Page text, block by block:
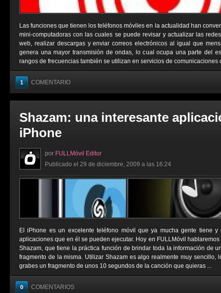
Las funciones que tienen los teléfonos móviles en la actualidad han
mini-computadoras con las cuales se puede revisar y actualizar las
web, realizar descargas y enviar correos electrónicos al igual que
genera una mayor transmisión de ondas, lo cual ocupa una parte del
rangos de frecuencias también se utilizan en servicios de comunicaciones
1 COMENTARIO
Shazam: una interesante
iPhone
por FULLMóvil Editor
Publicado el 29 de diciembre, 2009 a las 16:24
El iPhone es un excelente teléfono móvil que ya mucha gente tiene
aplicaciones que en él se pueden ejecutar. Hoy en FULLMóvil
Shazam, que tiene la práctica función de brindar toda la información de
fragmento de la misma. Utilizar Shazam es algo realmente muy sencillo,
grabes un fragmento de unos 10 segundos de la canción que quieras ...
0 COMENTARIOS